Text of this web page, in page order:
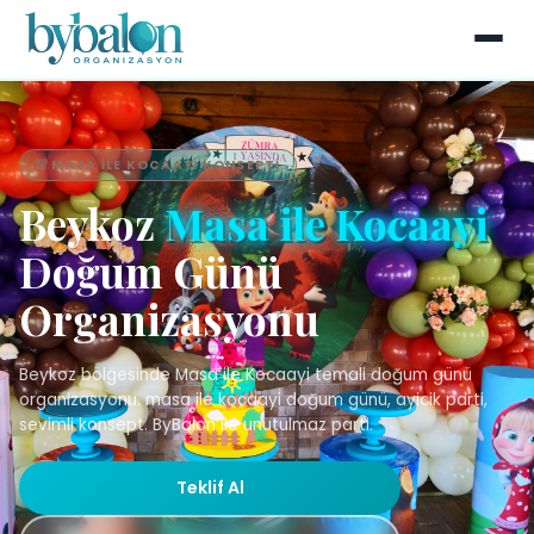
🐻 MASA ILE KOCAAYI KONSEPTI
BeykozMasa ile Kocaayi
Doğum Günü
Organizasyonu
Beykoz bölgesinde Masa ile Kocaayi temali doğum günü
organizasyonu. masa ile kocaayi doğum günü, ayicik parti,
sevimli konsept. ByBalon ile unutulmaz parti.
Teklif Al